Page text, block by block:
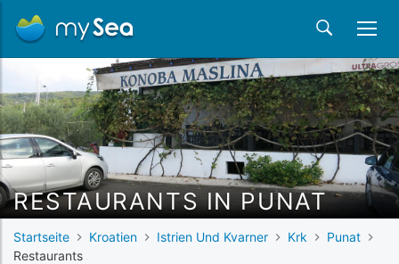
RESTAURANTS IN PUNAT
Startseite Kroatien Istrien Und Kvarner Krk
Punat
Restaurants